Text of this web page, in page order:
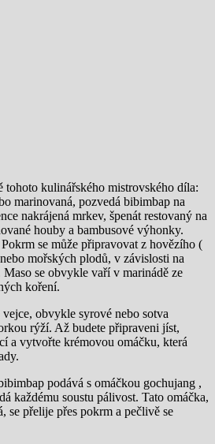
kulinářského mistrovského díla:
marinovaná, pozvedá bibimbap na
nakrájená mrkev, špenát restovaný na
houby a bambusové výhonky.
se může připravovat z hovězího (
mořských plodů, v závislosti na
se obvykle vaří v marinádě ze
koření.
obvykle syrové nebo sotva
rýží. Až budete připraveni jíst,
a vytvořte krémovou omáčku, která
podává s omáčkou gochujang ,
každému soustu pálivost. Tato omáčka,
se přelije přes pokrm a pečlivě se